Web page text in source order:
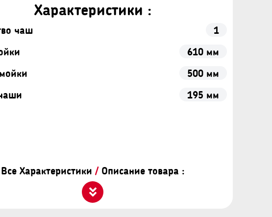
Характеристики :
чаш
1
610 мм
500 мм
195 мм
Все Характеристики /Описание товара :